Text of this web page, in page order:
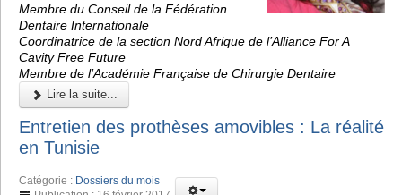
Membre du Conseil de la Fédération
Dentaire Internationale
Coordinatrice de la section Nord Afrique de l’Alliance For A
Cavity Free Future
Membre de l’Académie Française de Chirurgie Dentaire
Lire la suite...
Entretien des prothèses amovibles : La réalité
en Tunisie
Catégorie : Dossiers du mois